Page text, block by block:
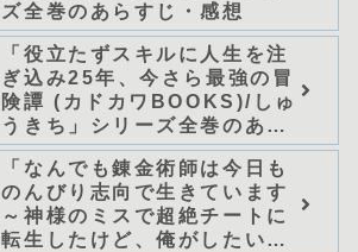
ズ全巻のあらすじ・感想
「役立たずスキルに人生を注
ぎ込み25年、今さら最強の冒
険譚 (カドカワBOOKS)/しゅ
うきち」シリーズ全巻のあら
すじ・感想
「なんでも錬金術師は今日も
のんびり志向で生きています
～神様のミスで超絶チートに
転生したけど、俺がしたいの